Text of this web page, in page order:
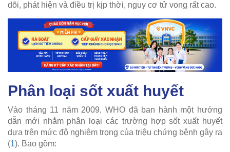
dõi, phát hiện và điều trị kịp thời, nguy cơ tử vong rất cao.
Phân loại sốt xuất huyết
Vào tháng 11 năm 2009, WHO đã ban hành một hướng
dẫn mới nhằm phân loại các trường hợp sốt xuất huyết
dựa trên mức độ nghiêm trọng của triệu chứng bệnh gây ra
(1). Bao gồm: